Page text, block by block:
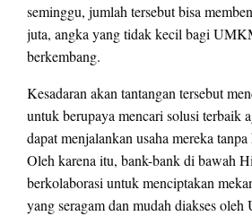
seminggu, jumlah tersebut bisa
juta, angka yang tidak kecil bagi
berkembang.
Kesadaran akan tantangan tersebut
untuk berupaya mencari solusi terbaik
dapat menjalankan usaha mereka
Oleh karena itu, bank-bank di bawah
berkolaborasi untuk menciptakan
yang seragam dan mudah diakses